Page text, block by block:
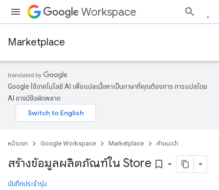
Workspace
Marketplace
Google ใช้เทคโนโลยี AI เพื่อแปลเนื้อหาเป็นภาษาที่คุณต้องการ การแปลโดย
AI อาจมีข้อผิดพลาด
หน้าแรก Google Workspace Marketplace คำแนะนำ
สร้างข้อมูลผลิตภัณฑ์ใน Store bookmark_border
บันทึกประจำรุ่น